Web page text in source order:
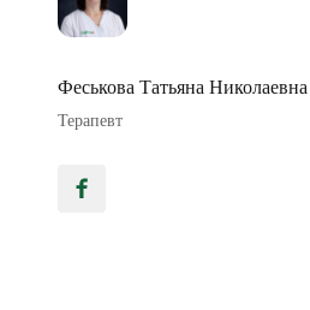
Феськова Татьяна Николаевна
Терапевт